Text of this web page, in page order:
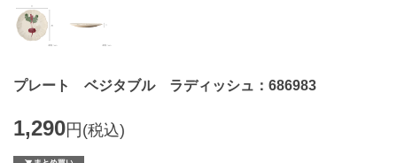
プレート ベジタブル ラディッシュ：686983
1,290円 (税込)